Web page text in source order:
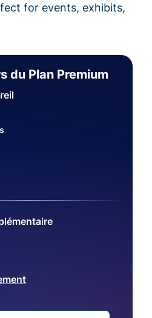
for events, exhibits,
du Plan Premium